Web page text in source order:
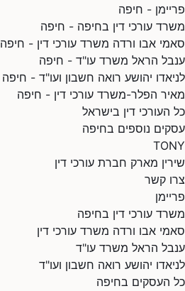
פריימן - חיפה
משרד עורכי דין בחיפה - חיפה
סאמי אבו ורדה משרד עורכי דין - חיפה
ענבל הראל משרד עו"ד - חיפה
לניאדו יהושע רואה חשבון ועו"ד - חיפה
מאיר הפלר-משרד עורכי דין - חיפה
כל העורכי דין בישראל
עסקים נוספים בחיפה
TONY
שירין מארק חברת עורכי דין
צרו קשר
פריימן
משרד עורכי דין בחיפה
סאמי אבו ורדה משרד עורכי דין
ענבל הראל משרד עו"ד
לניאדו יהושע רואה חשבון ועו"ד
כל העסקים בחיפה